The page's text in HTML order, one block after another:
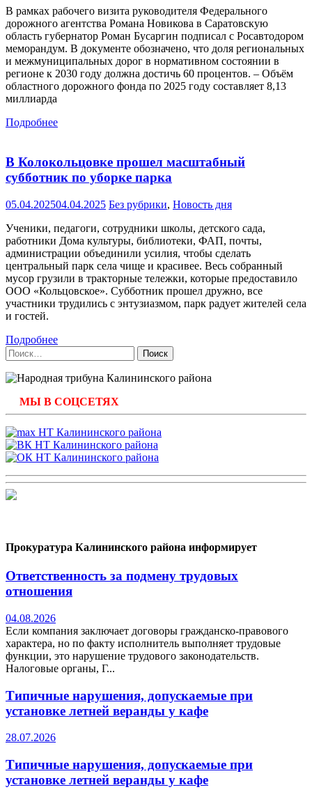
В рамках рабочего визита руководителя Федерального
дорожного агентства Романа Новикова в Саратовскую
область губернатор Роман Бусаргин подписал с Росавтодором
меморандум. В документе обозначено, что доля региональных
и межмуниципальных дорог в нормативном состоянии в
регионе к 2030 году должна достичь 60 процентов. – Объём
областного дорожного фонда по 2025 году составляет 8,13
миллиарда
Подробнее
В Колокольцовке прошел масштабный
субботник по уборке парка
05.04.202504.04.2025 Без рубрики, Новость дня
Ученики, педагоги, сотрудники школы, детского сада,
работники Дома культуры, библиотеки, ФАП, почты,
администрации объединили усилия, чтобы сделать
центральный парк села чище и красивее. Весь собранный
мусор грузили в тракторные тележки, которые предоставило
ООО «Кольцовское». Субботник прошел дружно, все
участники трудились с энтузиазмом, парк радует жителей села
и гостей.
Подробнее
Найти:
МЫ В СОЦСЕТЯХ
Прокуратура Калининского района информирует
Ответственность за подмену трудовых
отношения
04.08.2026
Если компания заключает договоры гражданско-правового
характера, но по факту исполнитель выполняет трудовые
функции, это нарушение трудового законодательств.
Налоговые органы, Г...
Типичные нарушения, допускаемые при
установке летней веранды у кафе
28.07.2026
Типичные нарушения, допускаемые при
установке летней веранды у кафе